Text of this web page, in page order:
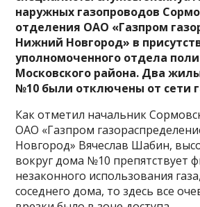
наружных газопроводов
отделения ОАО «Газпром
Нижний Новгород» в
уполномоченного отдела
Московского района. Два
№10 были отключены от сети
Как отметил начальник
ОАО «Газпром
Новгород» Вячеслав Шабин,
вокруг дома №10 препятствует
незаконного использования
соседнего дома, то здесь все